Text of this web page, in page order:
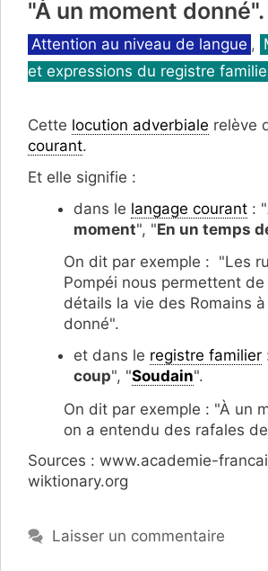
"À un moment donné".
Catégories
Attention au niveau de langue ,
et expressions du registre
Cette locution adverbiale relève
courant.
Et elle signifie :
dans le langage courant : "
moment", "En un temps
On dit par exemple : "Les
Pompéi nous permettent
détails la vie des Romains
donné".
et dans le registre familier
coup", "Soudain".
On dit par exemple : "À un
on a entendu des rafales
Sources : www.academie-
wiktionary.org
Laisser un commentaire